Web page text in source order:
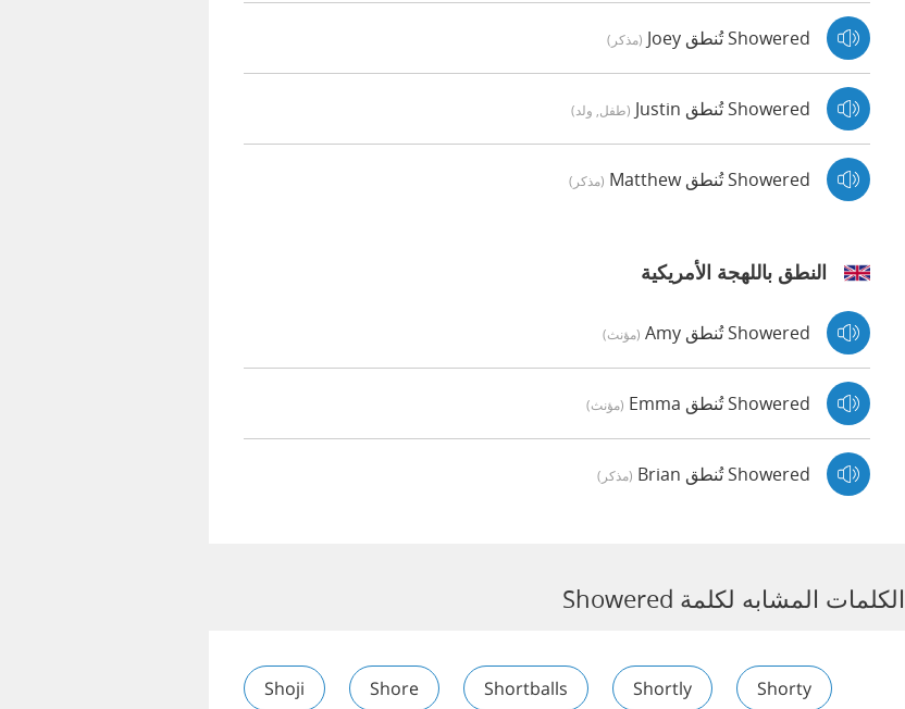
Showered تُنطق Joey (مذكر)
Showered تُنطق Justin (طفل, ولد)
Showered تُنطق Matthew (مذكر)
النطق باللهجة الأمريكية
Showered تُنطق Amy (مؤنث)
Showered تُنطق Emma (مؤنث)
Showered تُنطق Brian (مذكر)
الكلمات المشابه لكلمة Showered
Shoji Shore Shortballs Shortly Shorty